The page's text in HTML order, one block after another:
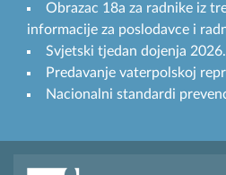
Obrazac 18a za radnike iz
informacije za poslodavce i
Svjetski tjedan dojenja 2026.
Predavanje vaterpolskoj
Nacionalni standardi